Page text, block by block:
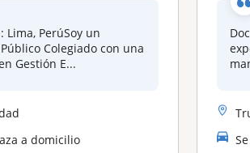
Lima, PerúSoy un
Colegiado con una
Gestión E...
a domicilio